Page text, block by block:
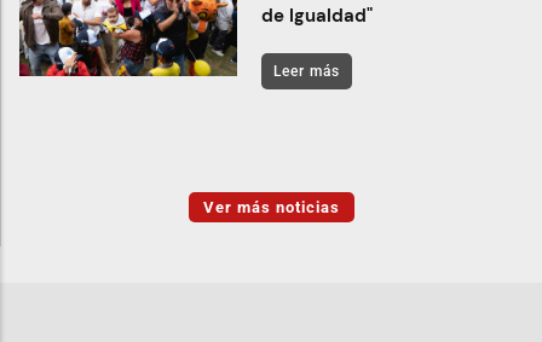
de Igualdad"
Leer más
Ver más noticias